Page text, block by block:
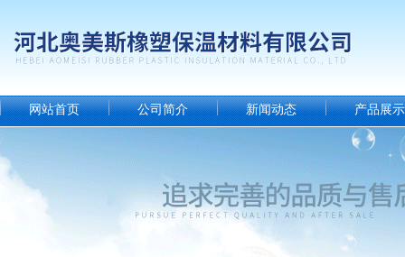
网站首页 公司简介 新闻动态 产品展示